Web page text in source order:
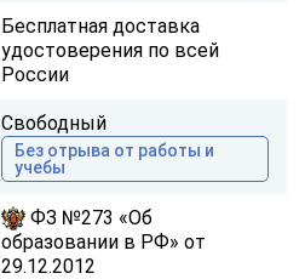
Бесплатная доставка
удостоверения по всей
России
Свободный
Без отрыва от работы и
учебы
ФЗ №273 «Об
образовании в РФ» от
29.12.2012